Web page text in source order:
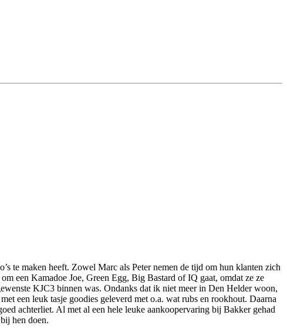
te maken heeft. Zowel Marc als Peter nemen de tijd om hun klanten zich
een Kamadoe Joe, Green Egg, Big Bastard of IQ gaat, omdat ze ze
KJC3 binnen was. Ondanks dat ik niet meer in Den Helder woon,
een leuk tasje goodies geleverd met o.a. wat rubs en rookhout. Daarna
achterliet. Al met al een hele leuke aankoopervaring bij Bakker gehad
hen doen.